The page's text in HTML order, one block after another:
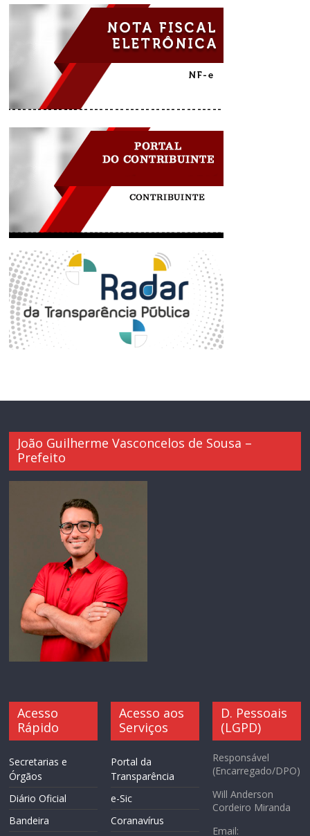
João Guilherme Vasconcelos de Sousa –
Prefeito
Acesso
Rápido
Secretarias e
Órgãos
Diário Oficial
Bandeira
Acesso aos
Serviços
Portal da
Transparência
e-Sic
Coranavírus
D. Pessoais
(LGPD)
Responsável
(Encarregado/DPO)
Will Anderson
Cordeiro Miranda
Email: